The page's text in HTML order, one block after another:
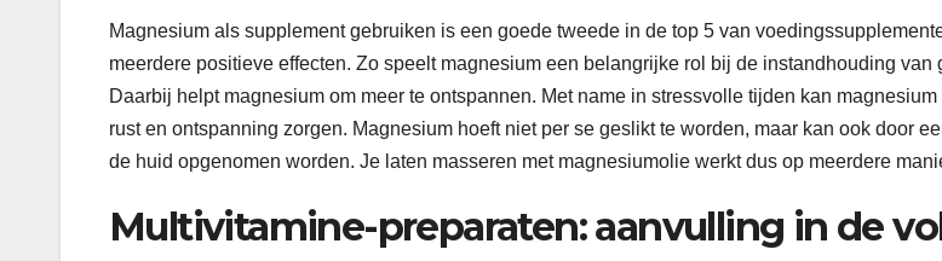
Magnesium als supplement gebruiken is een goede tweede in de top 5 van
meerdere positieve effecten. Zo speelt magnesium een belangrijke rol bij de instandhouding van
Daarbij helpt magnesium om meer te ontspannen. Met name in stressvolle tijden kan
rust en ontspanning zorgen. Magnesium hoeft niet per se geslikt te worden, maar kan ook door
de huid opgenomen worden. Je laten masseren met magnesiumolie werkt dus op meerdere
Multivitamine-preparaten: aanvulling in de